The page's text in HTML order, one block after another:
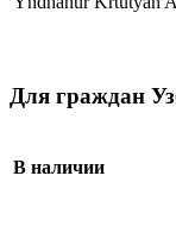
Для граждан
В наличии